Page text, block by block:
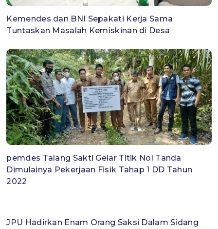
Kemendes dan BNI Sepakati Kerja Sama
Tuntaskan Masalah Kemiskinan di Desa
pemdes Talang Sakti Gelar Titik Nol Tanda
Dimulainya Pekerjaan Fisik Tahap 1 DD Tahun
2022
JPU Hadirkan Enam Orang Saksi Dalam Sidang